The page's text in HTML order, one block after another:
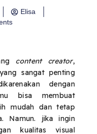
Elisa
content creator,
sangat penting
dengan
bisa membuat
mudah dan tetap
Namun. jika ingin
kualitas visual